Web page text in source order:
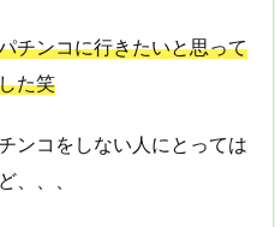
チンコに行きたいと思って
た笑
ンコをしない人にとっては
、、、